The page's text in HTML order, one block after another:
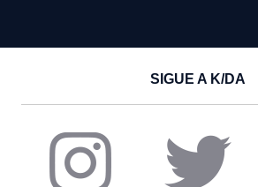
SIGUE A K/DA